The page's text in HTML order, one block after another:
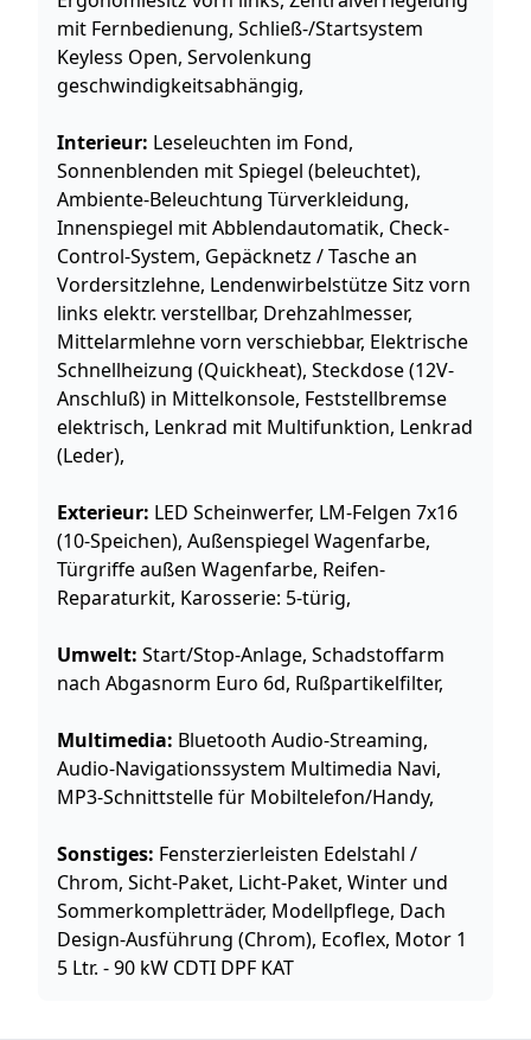
mit Fernbedienung, Schließ-/Startsystem
Keyless Open, Servolenkung
geschwindigkeitsabhängig,
Interieur: Leseleuchten im Fond,
Sonnenblenden mit Spiegel (beleuchtet),
Ambiente-Beleuchtung Türverkleidung,
Innenspiegel mit Abblendautomatik, Check-
Control-System, Gepäcknetz / Tasche an
Vordersitzlehne, Lendenwirbelstütze Sitz vorn
links elektr. verstellbar, Drehzahlmesser,
Mittelarmlehne vorn verschiebbar, Elektrische
Schnellheizung (Quickheat), Steckdose (12V-
Anschluß) in Mittelkonsole, Feststellbremse
elektrisch, Lenkrad mit Multifunktion, Lenkrad
(Leder),
Exterieur: LED Scheinwerfer, LM-Felgen 7x16
(10-Speichen), Außenspiegel Wagenfarbe,
Türgriffe außen Wagenfarbe, Reifen-
Reparaturkit, Karosserie: 5-türig,
Umwelt: Start/Stop-Anlage, Schadstoffarm
nach Abgasnorm Euro 6d, Rußpartikelfilter,
Multimedia: Bluetooth Audio-Streaming,
Audio-Navigationssystem Multimedia Navi,
MP3-Schnittstelle für Mobiltelefon/Handy,
Sonstiges: Fensterzierleisten Edelstahl /
Chrom, Sicht-Paket, Licht-Paket, Winter und
Sommerkompletträder, Modellpflege, Dach
Design-Ausführung (Chrom), Ecoflex, Motor 1
5 Ltr. - 90 kW CDTI DPF KAT